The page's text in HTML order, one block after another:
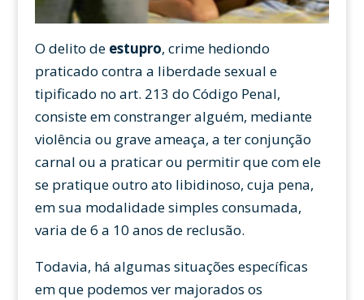
O delito de estupro, crime hediondo
praticado contra a liberdade sexual e
tipificado no art. 213 do Código Penal,
consiste em constranger alguém, mediante
violência ou grave ameaça, a ter conjunção
carnal ou a praticar ou permitir que com ele
se pratique outro ato libidinoso, cuja pena,
em sua modalidade simples consumada,
varia de 6 a 10 anos de reclusão.
Todavia, há algumas situações específicas
em que podemos ver majorados os